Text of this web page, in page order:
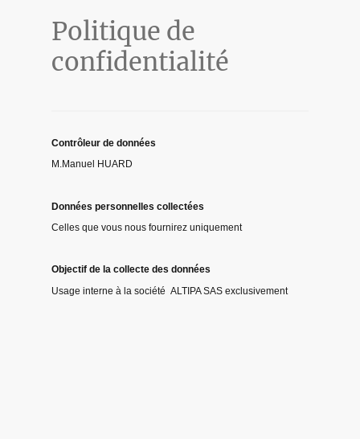
Politique de
confidentialité
Contrôleur de données
M.Manuel HUARD
Données personnelles collectées
Celles que vous nous fournirez uniquement
Objectif de la collecte des données
Usage interne à la société ALTIPA SAS exclusivement